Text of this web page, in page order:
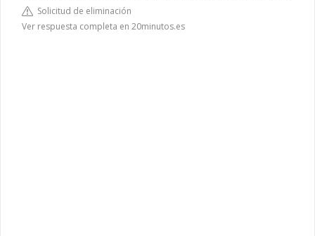
Solicitud de eliminación
Ver respuesta completa en 20minutos.es